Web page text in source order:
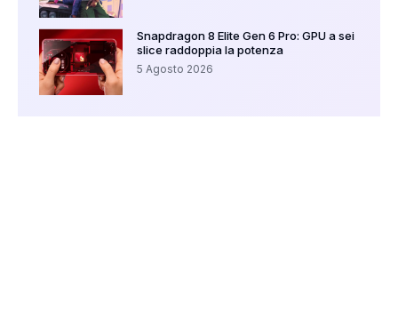
Snapdragon 8 Elite Gen 6 Pro: GPU a sei
slice raddoppia la potenza
5 Agosto 2026